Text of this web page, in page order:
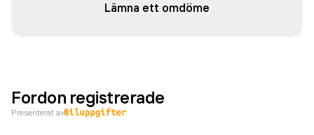
Lämna ett omdöme
Fordon registrerade
Presenterat av